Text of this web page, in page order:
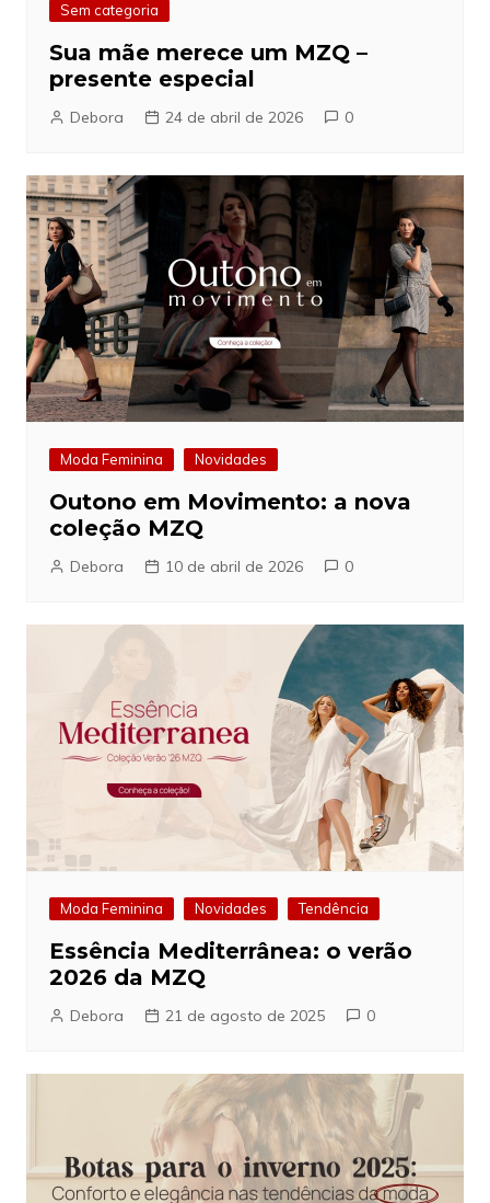
Sem categoria
Sua mãe merece um MZQ –
presente especial
Debora 24 de abril de 2026 0
Moda Feminina Novidades
Outono em Movimento: a nova
coleção MZQ
Debora 10 de abril de 2026 0
Moda Feminina Novidades Tendência
Essência Mediterrânea: o verão
2026 da MZQ
Debora 21 de agosto de 2025 0